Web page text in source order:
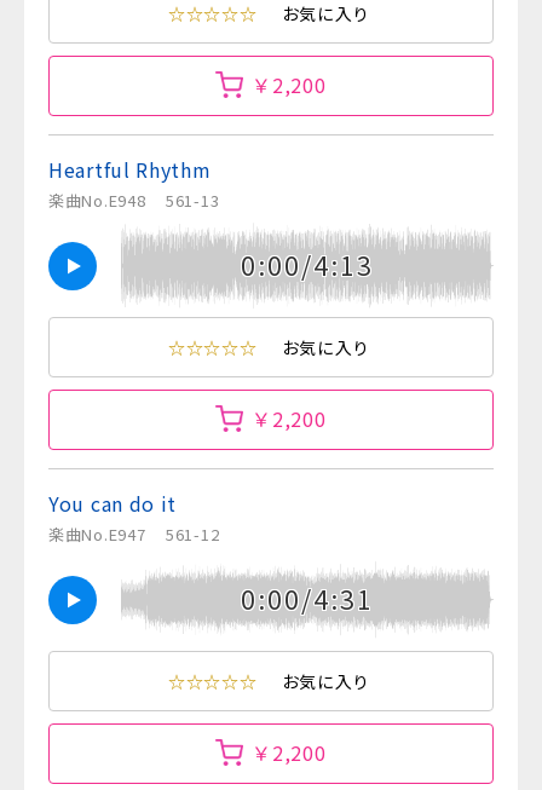
☆☆☆☆☆ お気に入り
￥2,200
Heartful Rhythm
楽曲No.E948 561-13
0:00/4:13
☆☆☆☆☆ お気に入り
￥2,200
You can do it
楽曲No.E947 561-12
0:00/4:31
☆☆☆☆☆ お気に入り
￥2,200